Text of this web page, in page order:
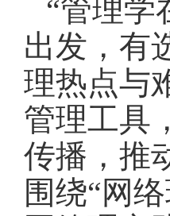
“管理学
出发，有
理热点与
管理工具
传播，推
围绕“网